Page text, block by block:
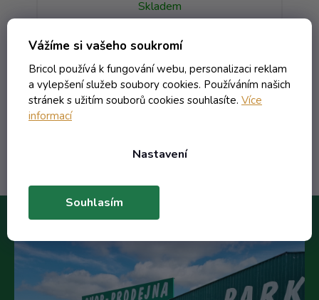
Vážíme si vašeho soukromí
Bricol používá k fungování webu, personalizaci reklam
a vylepšení služeb soubory cookies. Používáním našich
stránek s užitím souborů cookies souhlasíte. Více
informací
Nastavení
Souhlasím
Skladem
1,06 Kč včetně DPH
0,88 Kč/ ks
1,59 Kč (-44%)